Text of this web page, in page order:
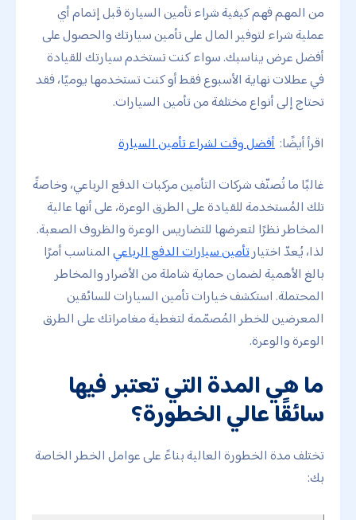
من المهم فهم كيفية شراء تأمين السيارة قبل إتمام أي
عملية شراء لتوفير المال على تأمين سيارتك والحصول على
أفضل عرض يناسبك. سواء كنت تستخدم سيارتك للقيادة
في عطلات نهاية الأسبوع فقط أو كنت تستخدمها يوميًا، فقد
تحتاج إلى أنواع مختلفة من تأمين السيارات.
اقرأ أيضًا: أفضل وقت لشراء تأمين السيارة
غالبًا ما تُصنّف شركات التأمين مركبات الدفع الرباعي، وخاصةً
تلك المُستخدمة للقيادة على الطرق الوعرة، على أنها عالية
المخاطر نظرًا لتعرضها للتضاريس الوعرة والظروف الصعبة.
لذا، يُعدّ اختيارتأمين سيارات الدفع الرباعيالمناسب أمرًا
بالغ الأهمية لضمان حماية شاملة من الأضرار والمخاطر
المحتملة. استكشف خيارات تأمين السيارات للسائقين
المعرضين للخطر المُصمّمة لتغطية مغامراتك على الطرق
الوعرة والوعرة.
ما هي المدة التي تعتبر فيها
سائقًا عالي الخطورة؟
تختلف مدة الخطورة العالية بناءً على عوامل الخطر الخاصة
بك: